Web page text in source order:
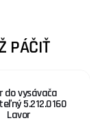
PÁČIŤ
do vysávača
5.212.0160
Lavor